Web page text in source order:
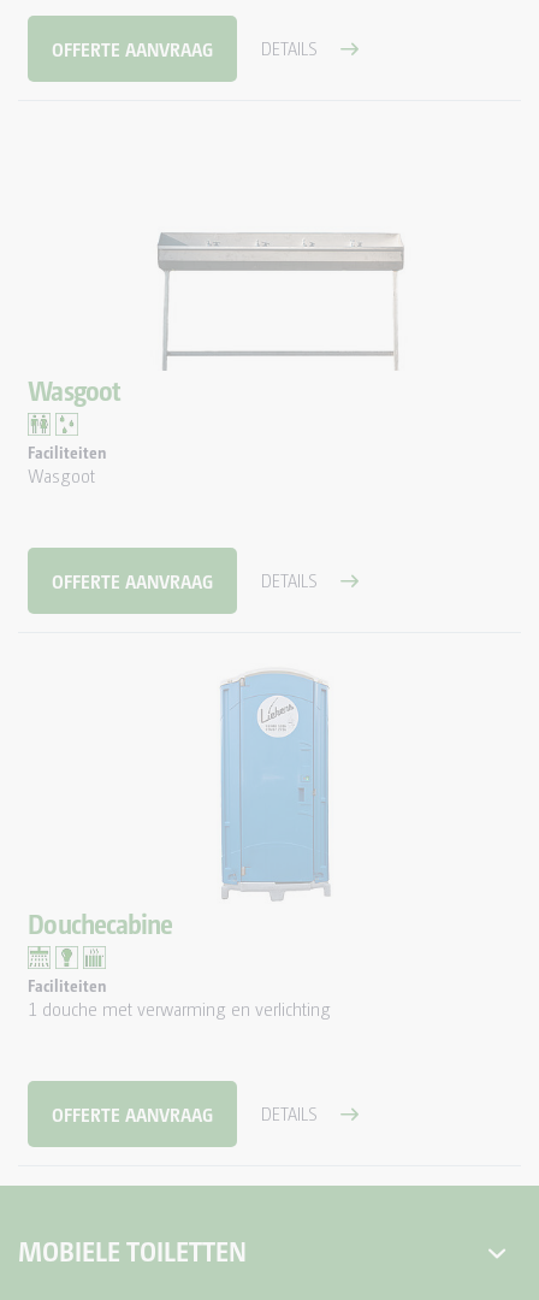
OFFERTE AANVRAAG DETAILS
Wasgoot
Faciliteiten
Wasgoot
OFFERTE AANVRAAG DETAILS
Douchecabine
Faciliteiten
1 douche met verwarming en verlichting
OFFERTE AANVRAAG DETAILS
MOBIELE TOILETTEN